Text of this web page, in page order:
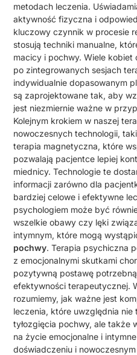
metodach leczenia.
aktywność fizyczna i
kluczowy czynnik w procesie
stosują techniki manualne,
macicy i pochwy. Wiele
po zintegrowanych sesjach
indywidualnie dopasowanym
są zaprojektowane tak, aby
jest niezmiernie ważne w
Kolejnym krokiem w naszej
nowoczesnych technologii,
terapia magnetyczna, które
pozwalają pacjentce lepiej
miednicy. Technologie te
informacji zarówno dla
bardziej celowe i efektywne
psychologiem może być
wszelkie obawy czy lęki
intymnym, które mogą
pochwy. Terapia psychiczna
z emocjonalnymi skutkami
pozytywną postawę
efektywności terapeutycznej.
rozumiemy, jak ważne jest
leczenia, które uwzględnia
tyłozgięcia pochwy, ale także
na życie emocjonalne i
doświadczeniu i